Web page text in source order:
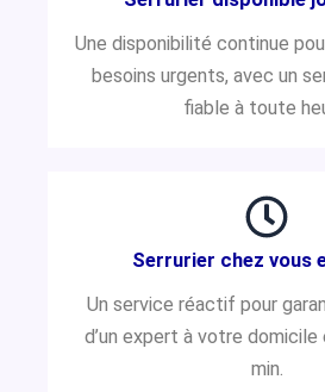
Une disponibilité continue
besoins urgents, avec un
fiable à toute
Serrurier chez vous
Un service réactif pour
d’un expert à votre domicile
min.